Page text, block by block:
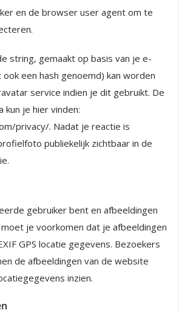
en de browser user agent om te
string, gemaakt op basis van je e-
een hash genoemd) kan worden
service indien je dit gebruikt. De
kun je hier vinden:
privacy/. Nadat je reactie is
publiekelijk zichtbaar in de
gebruiker bent en afbeeldingen
je voorkomen dat je afbeeldingen
GPS locatie gegevens. Bezoekers
de afbeeldingen van de website
inzien.